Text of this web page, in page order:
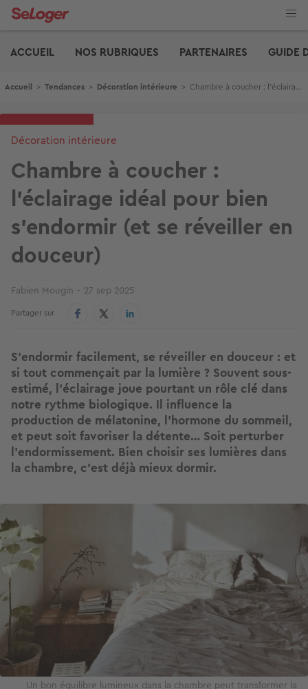
Aller
ACCUEIL
NOS RUBRIQUES PARTENAIRES GUIDE
Fil d'Ariane
Accueil > Tendances > Décoration intérieure > Chambre à coucher : l’éclairage idéal pour bien s’endormir (et se réveiller en douceur)
Décoration intérieure
Chambre à coucher :
l’éclairage idéal pour bien
s’endormir (et se réveiller en
douceur)
Fabien Mougin 27 sep 2025
Partager sur
S’endormir facilement, se réveiller en douceur : et
si tout commençait par la lumière ? Souvent sous-
estimé, l’éclairage joue pourtant un rôle clé dans
notre rythme biologique. Il influence la
production de mélatonine, l’hormone du sommeil,
et peut soit favoriser la détente… Soit perturber
l’endormissement. Bien choisir ses lumières dans
la chambre, c’est déjà mieux dormir.
Image
Un bon équilibre lumineux dans la chambre peut transformer la